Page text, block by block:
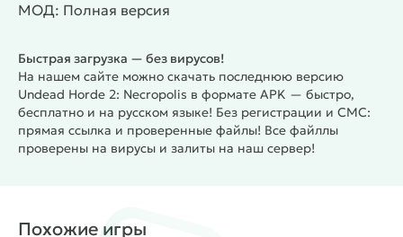
держат удар, другие быстро уничтожают
играет Некрополис. Город постепенно
восстанавливается и открывает доступ к новым
талантам, улучшениям и торговцам. Игрок
улучшает здания, усиливает армию и получает
дополнительные бонусы для будущих сражений.
Благодаря этому процесс постоянно двигается
мрачное фэнтези и динамичный экшен. Локации
МОД: Полная версия
Быстрая загрузка — без вирусов!
На нашем сайте можно скачать последнюю версию
Undead Horde 2: Necropolis в формате APK — быстро,
бесплатно и на русском языке! Без регистрации и СМС:
прямая ссылка и проверенные файлы! Все файллы
проверены на вирусы и залиты на наш сервер!
Похожие игры